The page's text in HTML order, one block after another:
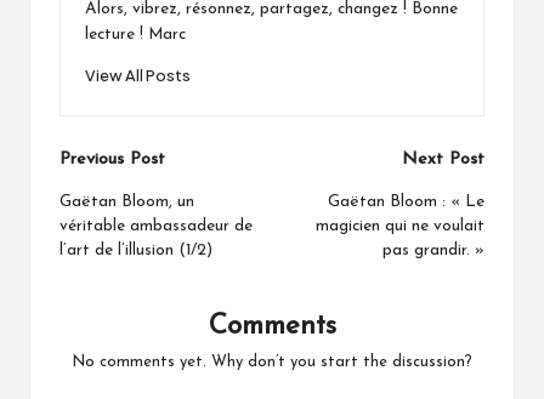
Alors, vibrez, résonnez, partagez, changez ! Bonne
lecture ! Marc
View All Posts
Post
navigation
Previous Post
Gaëtan Bloom, un
véritable ambassadeur de
l’art de l’illusion (1/2)
Next Post
Gaëtan Bloom : « Le
magicien qui ne voulait
pas grandir. »
Comments
No comments yet. Why don’t you start the discussion?